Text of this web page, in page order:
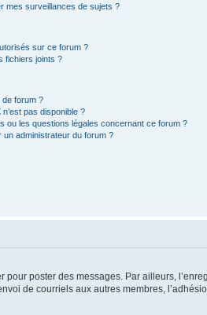
mes surveillances de sujets ?
sur ce forum ?
fichiers joints ?
de forum ?
pas disponible ?
ou les questions légales concernant ce forum ?
administrateur du forum ?
poster des messages. Par ailleurs,
de courriels aux autres membres,